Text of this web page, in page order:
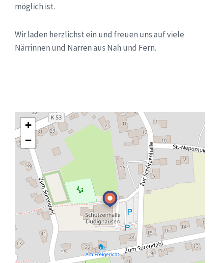
möglich ist.
Wir laden herzlichst ein und freuen uns auf viele
Närrinnen und Narren aus Nah und Fern.
+
−